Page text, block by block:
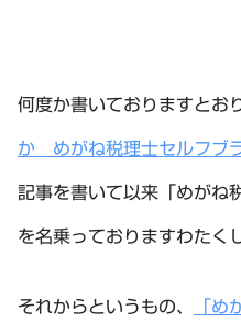
何度か書いておりますとお
か めがね税理士セルフブ
記事を書いて以来「めがね
を名乗っておりますわたく
それからというもの、 「め